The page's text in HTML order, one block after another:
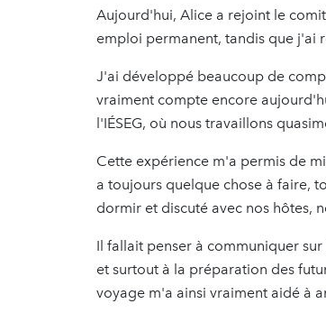
Aujourd'hui, Alice a rejoint le
emploi permanent, tandis que j'ai
J'ai développé beaucoup de
vraiment compte encore
l'IÉSEG, où nous travaillons
Cette expérience m'a permis de
a toujours quelque chose à faire,
dormir et discuté avec nos hôtes,
Il fallait penser à communiquer
et surtout à la préparation des
voyage m'a ainsi vraiment aidé à